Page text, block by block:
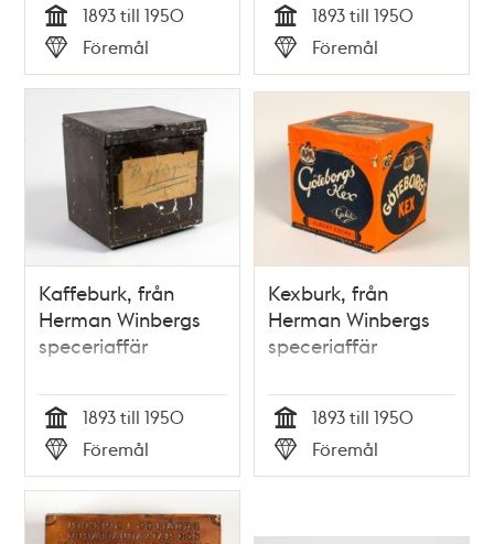
Tid
1893 till 1950
Typ
Föremål Tid
1893 till 1950
Typ
Föremål
Kaffeburk, från
Herman Winbergs
speceriaffär
Tid
1893 till 1950
Typ
Föremål
Kexburk, från
Herman Winbergs
speceriaffär
Tid
1893 till 1950
Typ
Föremål